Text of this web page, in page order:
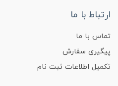
ارتباط با ما
تماس با ما
پیگیری سفارش
تکمیل اطلاعات ثبت نام